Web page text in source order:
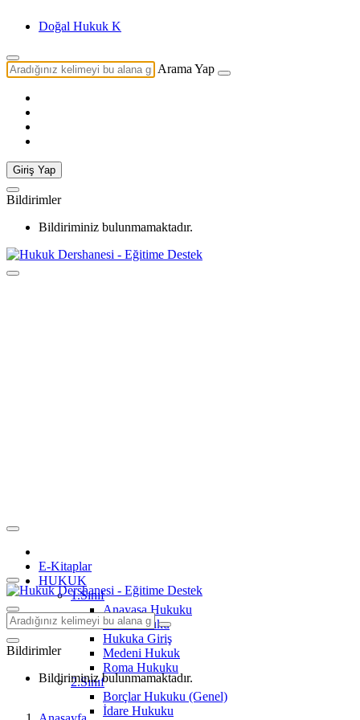
Doğal Hukuk Kuramı Nedir?
Arama Yap
Giriş Yap
Bildirimler
Bildiriminiz bulunmamaktadır.
E-Kitaplar
HUKUK
1.Sınıf
Anayasa Hukuku
Aile Hukuku
Hukuka Giriş
Medeni Hukuk
Roma Hukuku
2.Sınıf
Borçlar Hukuku (Genel)
İdare Hukuku
Bildirimler
Bildiriminiz bulunmamaktadır.